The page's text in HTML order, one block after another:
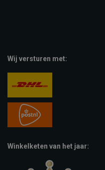
Wij versturen met:
Winkelketen van het jaar: